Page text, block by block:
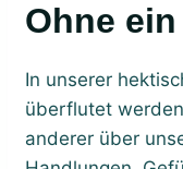
Ohne
In unserer
überflutet
anderer über